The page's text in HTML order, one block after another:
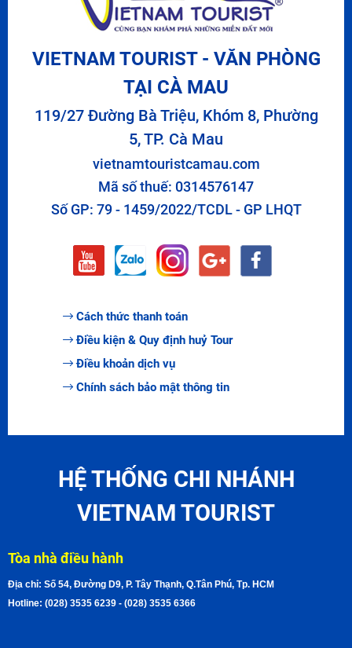
VIETNAM TOURIST - VĂN PHÒNG
TẠI CÀ MAU
119/27 Đường Bà Triệu, Khóm 8, Phường
5, TP. Cà Mau
vietnamtouristcamau.com
Mã số thuế: 0314576147
Số GP: 79 - 1459/2022/TCDL - GP LHQT
Cách thức thanh toán
Điều kiện & Quy định huỷ Tour
Điều khoản dịch vụ
Chính sách bảo mật thông tin
HỆ THỐNG CHI NHÁNH
VIETNAM TOURIST
Tòa nhà điều hành
Địa chỉ: Số 54, Đường D9, P. Tây Thạnh, Q.Tân Phú, Tp. HCM
Hotline: (028) 3535 6239 - (028) 3535 6366